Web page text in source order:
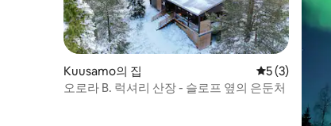
Kuusamo의 집 평점 5점(5점
5 (3)
오로라 B. 럭셔리 산장 - 슬로프 옆의 은둔처